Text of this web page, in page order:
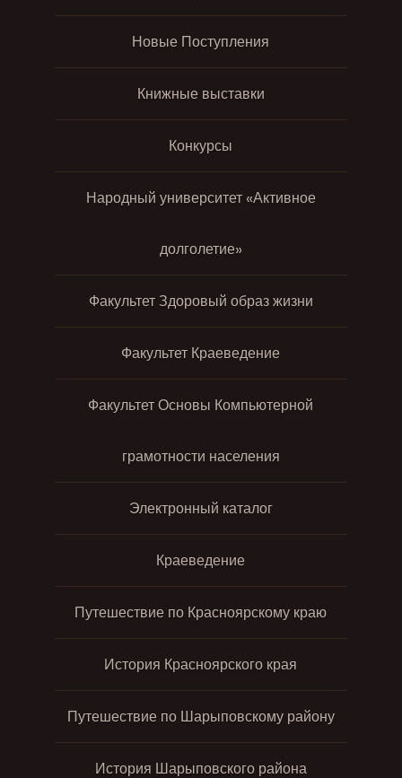
Новые Поступления
Книжные выставки
Конкурсы
Народный университет «Активное
долголетие»
Факультет Здоровый образ жизни
Факультет Краеведение
Факультет Основы Компьютерной
грамотности населения
Электронный каталог
Краеведение
Путешествие по Красноярскому краю
История Красноярского края
Путешествие по Шарыповскому району
История Шарыповского района